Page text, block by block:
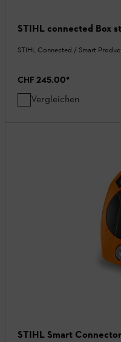
STIHL connected Box
STIHL Connected / Smart
CHF 245.00*
Vergleichen
STIHL Smart